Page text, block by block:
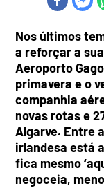
Nos últimos
a reforçar a
Aeroporto
primavera e o
companhia
novas rotas e
Algarve. Entre
irlandesa está
fica mesmo
negoceia,